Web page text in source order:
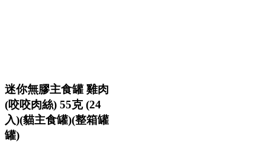
迷你無膠主食罐 雞肉
(咬咬肉絲) 55克 (24
入)(貓主食罐)(整箱罐
罐)